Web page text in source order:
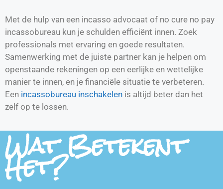
Met de hulp van een incasso advocaat of no cure no pay
incassobureau kun je schulden efficiënt innen. Zoek
professionals met ervaring en goede resultaten.
Samenwerking met de juiste partner kan je helpen om
openstaande rekeningen op een eerlijke en wettelijke
manier te innen, en je financiële situatie te verbeteren.
Een incassobureau inschakelen is altijd beter dan het
zelf op te lossen.
Wat Betekent
Het?